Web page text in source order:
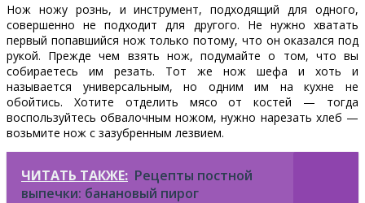
Нож ножу рознь, и инструмент, подходящий для одного,
совершенно не подходит для другого. Не нужно хватать
первый попавшийся нож только потому, что он оказался под
рукой. Прежде чем взять нож, подумайте о том, что вы
собираетесь им резать. Тот же нож шефа и хоть и
называется универсальным, но одним им на кухне не
обойтись. Хотите отделить мясо от костей — тогда
воспользуйтесь обвалочным ножом, нужно нарезать хлеб —
возьмите нож с зазубренным лезвием.
ЧИТАТЬ ТАКЖЕ: Рецепты постной
выпечки: банановый пирог